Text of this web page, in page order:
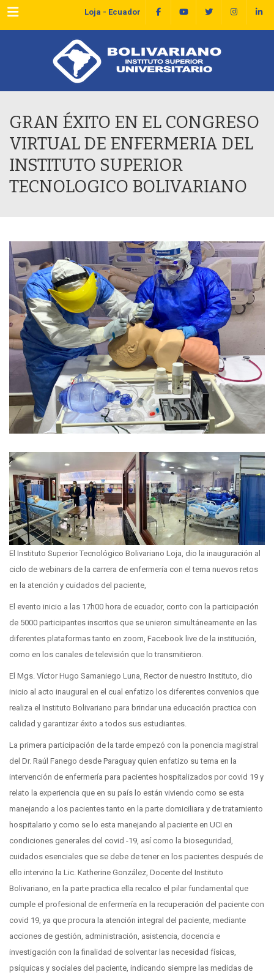
Menu Loja - Ecuador
GRAN ÉXITO EN EL CONGRESO
VIRTUAL DE ENFERMERIA DEL
INSTITUTO SUPERIOR
TECNOLOGICO BOLIVARIANO
El Instituto Superior Tecnológico Bolivariano Loja, dio la inauguración al
ciclo de webinars de la carrera de enfermería con el tema nuevos retos
en la atención y cuidados del paciente,
El evento inicio a las 17h00 hora de ecuador, conto con la participación
de 5000 participantes inscritos que se unieron simultáneamente en las
diferentes plataformas tanto en zoom, Facebook live de la institución,
como en los canales de televisión que lo transmitieron.
El Mgs. Víctor Hugo Samaniego Luna, Rector de nuestro Instituto, dio
inicio al acto inaugural en el cual enfatizo los diferentes convenios que
realiza el Instituto Bolivariano para brindar una educación practica con
calidad y garantizar éxito a todos sus estudiantes.
La primera participación de la tarde empezó con la ponencia magistral
del Dr. Raúl Fanego desde Paraguay quien enfatizo su tema en la
intervención de enfermería para pacientes hospitalizados por covid 19 y
relato la experiencia que en su país lo están viviendo como se esta
manejando a los pacientes tanto en la parte domiciliara y de tratamiento
hospitalario y como se lo esta manejando al paciente en UCI en
condiciones generales del covid -19, así como la bioseguridad,
cuidados esenciales que se debe de tener en los pacientes después de
ello intervino la Lic. Katherine González, Docente del Instituto
Bolivariano, en la parte practica ella recalco el pilar fundamental que
cumple el profesional de enfermería en la recuperación del paciente con
covid 19, ya que procura la atención integral del paciente, mediante
acciones de gestión, administración, asistencia, docencia e
investigación con la finalidad de solventar las necesidad físicas,
psíquicas y sociales del paciente, indicando siempre las medidas de